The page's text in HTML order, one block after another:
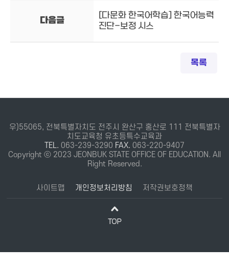
다음글
[다문화 한국어학습] 한국어능력
진단-보정 시스
목록
우)55065, 전북특별자치도 전주시 완산구 홍산로 111 전북특별자
치도교육청 유초등특수교육과
TEL. 063-239-3290 FAX. 063-220-9407
Copyright ⓒ 2023 JEONBUK STATE OFFICE OF EDUCATION. All
Right Reserved.
사이트맵 개인정보처리방침 저작권보호정책